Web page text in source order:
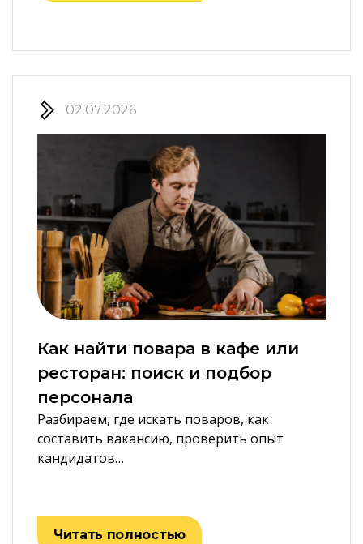
02.07.2026
Как найти повара в кафе или
ресторан: поиск и подбор
персонала
Разбираем, где искать поваров, как
составить вакансию, проверить опыт
кандидатов…
Читать полностью